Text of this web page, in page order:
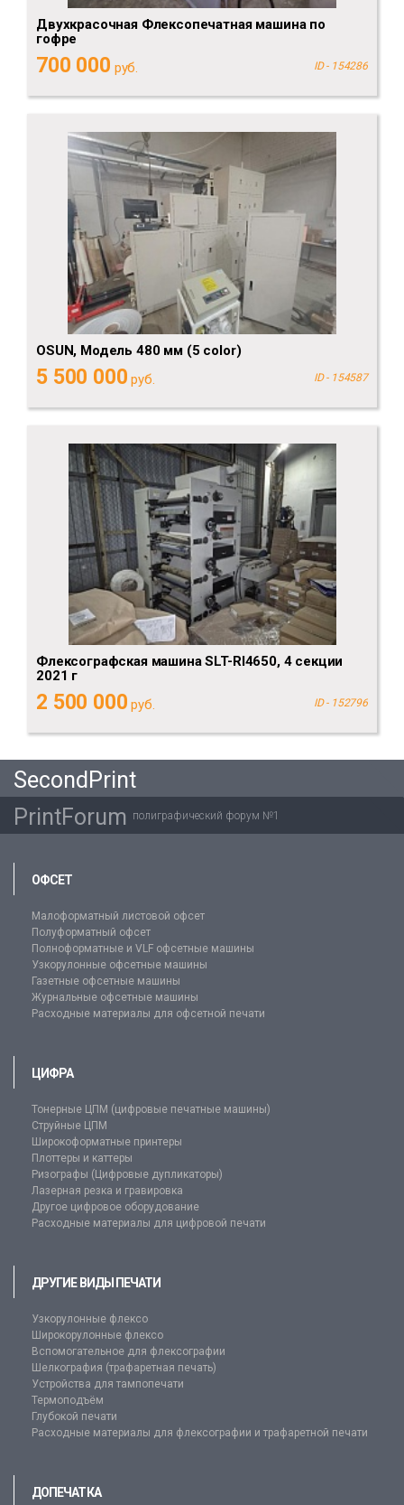
Двухкрасочная Флексопечатная машина по
гофре
700 000 руб. ID - 154286
OSUN, Модель 480 мм (5 color)
5 500 000 руб. ID - 154587
Флексографская машина SLT-RI4650, 4 секции
2021 г
2 500 000 руб. ID - 152796
SecondPrint
PrintForum полиграфический форум №1
ОФСЕТ
Малоформатный листовой офсет
Полуформатный офсет
Полноформатные и VLF офсетные машины
Узкорулонные офсетные машины
Газетные офсетные машины
Журнальные офсетные машины
Расходные материалы для офсетной печати
ЦИФРА
Тонерные ЦПМ (цифровые печатные машины)
Струйные ЦПМ
Широкоформатные принтеры
Плоттеры и каттеры
Ризографы (Цифровые дупликаторы)
Лазерная резка и гравировка
Другое цифровое оборудование
Расходные материалы для цифровой печати
ДРУГИЕ ВИДЫ ПЕЧАТИ
Узкорулонные флексо
Широкорулонные флексо
Вспомогательное для флексографии
Шелкография (трафаретная печать)
Устройства для тампопечати
Термоподъём
Глубокой печати
Расходные материалы для флексографии и трафаретной печати
ДОПЕЧАТКА